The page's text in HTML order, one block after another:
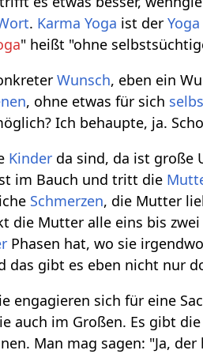
. Karma Yoga ist derYoga
" heißt "ohne
Wunsch, eben ein
, ohne etwas für sich
Ich behaupte, ja.
Kinder da sind, da ist große
im Bauch und tritt die
Schmerzen, die Mutter
die Mutter alle eins bis
Phasen hat, wo sie
das gibt es eben nicht nur
engagieren sich für eine
auch im Großen. Es gibt
Man mag sagen: "Ja,